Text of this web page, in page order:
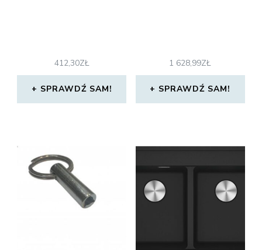
412,30ZŁ
SPRAWDŹ SAM!
1 628,99ZŁ
SPRAWDŹ SAM!